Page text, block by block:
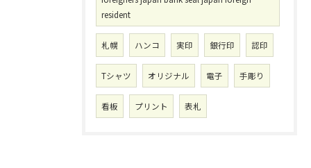
resident
札幌 ハンコ 実印 銀行印 認印
Tシャツ オリジナル 電子 手彫り
看板 プリント 表札